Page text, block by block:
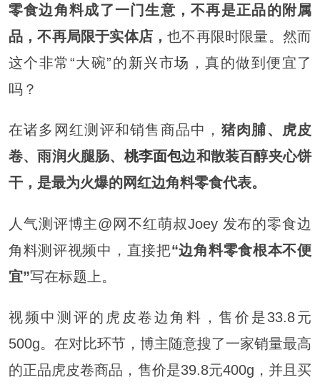
零食边角料成了一门生意，不再是正品的附属
品，不再局限于实体店，也不再限时限量。然而
这个非常“大碗”的新兴市场 ，真的做到便宜了
吗？
在诸多网红测评和销售商品中， 猪肉脯、虎皮
卷、雨润火腿肠、 桃李面包边和散装百醇夹心饼
干，是最为火爆的网红边角料零食代表。
人气测评博主@网不红萌叔Joey 发布的零食边
角料测评视频中，直接把“边角料零食根本不便
宜”写在标题上。
视频中测评的虎皮卷边角料，售价是33.8元
500g。在对比环节，博主随意搜了一家销量最高
的正品虎皮卷商品，售价是39.8元400g，并且买